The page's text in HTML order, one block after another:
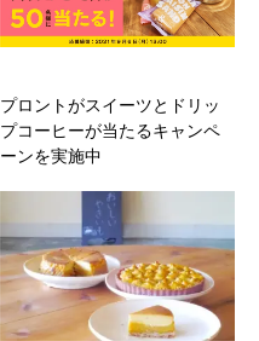
プロントがスイーツとドリッ
プコーヒーが当たるキャンペ
ーンを実施中